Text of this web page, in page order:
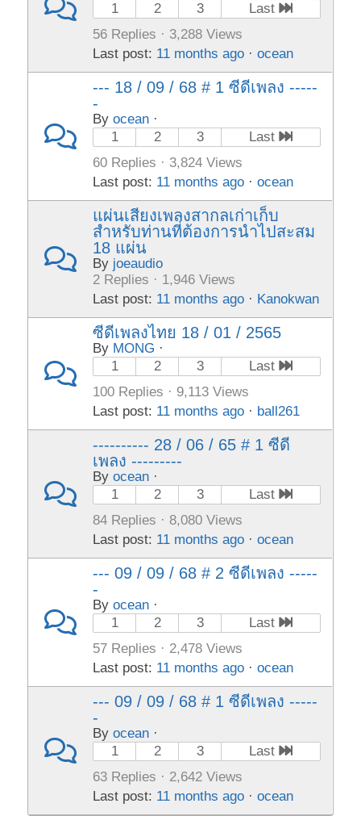
1
2 3
Last
56 Replies · 3,288 Views
Last post: 11 months ago ·ocean
--- 18 / 09 / 68 # 1 ซีดีเพลง -----
-
Byocean ·
1
2 3
Last
60 Replies · 3,824 Views
Last post: 11 months ago ·ocean
แผ่นเสียงเพลงสากลเก่าเก็บ
สำหรับท่านที่ต้องการนำไปสะสม
18 แผ่น
By joeaudio
2 Replies · 1,946 Views
Last post: 11 months ago · Kanokwan
ซีดีเพลงไทย 18 / 01 / 2565
By MONG ·
1
2 3
Last
100 Replies · 9,113 Views
Last post: 11 months ago · ball261
---------- 28 / 06 / 65 # 1 ซีดี
เพลง ---------
Byocean ·
1
2 3
Last
84 Replies · 8,080 Views
Last post: 11 months ago ·ocean
--- 09 / 09 / 68 # 2 ซีดีเพลง -----
-
Byocean ·
1
2 3
Last
57 Replies · 2,478 Views
Last post: 11 months ago ·ocean
--- 09 / 09 / 68 # 1 ซีดีเพลง -----
-
Byocean ·
1
2 3
Last
63 Replies · 2,642 Views
Last post: 11 months ago ·ocean